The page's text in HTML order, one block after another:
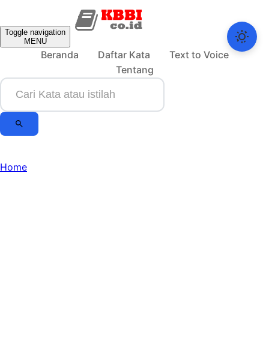
Toggle navigation
MENU
Beranda Daftar Kata
Text to Voice
Tentang
Home